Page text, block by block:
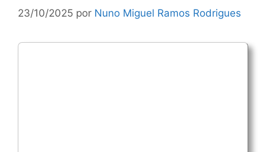
23/10/2025 por Nuno Miguel Ramos Rodrigues